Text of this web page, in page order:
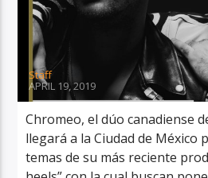
RadioAlternativo
Staff
APRIL 19, 2019
Chromeo, el dúo canadiense
llegará a la Ciudad de México
temas de su más reciente